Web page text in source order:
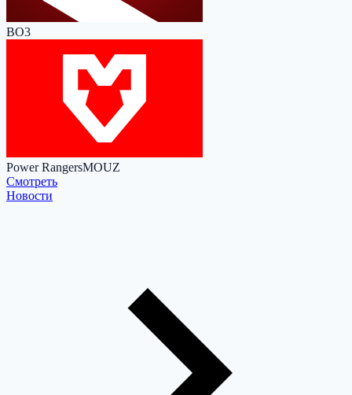
BO3
Power RangersMOUZ
Cмотреть
Новости